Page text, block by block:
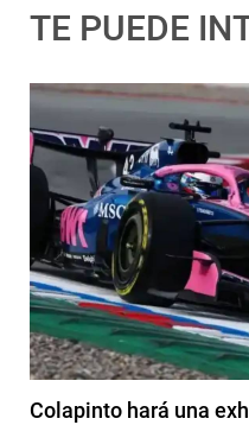
TE PUEDE
Colapinto hará una